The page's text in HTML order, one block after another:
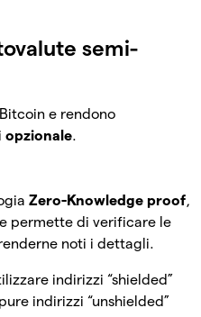
semi-
e rendono
opzionale.
Zero-Knowledge proof,
permette di verificare le
noti i dettagli.
indirizzi “shielded”
indirizzi “unshielded”